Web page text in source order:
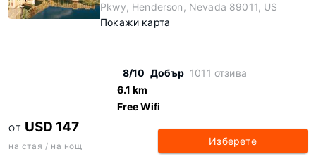
Pkwy, Henderson, Nevada 89011, US
Покажи карта
8/10 Добър 1011 отзива
6.1 km
Free Wifi
ОТ USD 147
на стая / на нощ Изберете